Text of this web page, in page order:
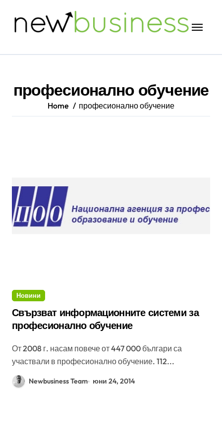
професионално обучение
Home професионално обучение
Новини
Свързват информационните системи за
професионално обучение
От 2008 г. насам повече от 447 000 българи са
участвали в професионално обучение. 112...
Newbusiness Team юни 24, 2014